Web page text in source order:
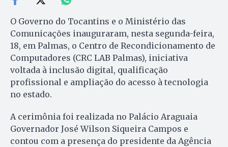
O Governo do Tocantins e o Ministério das
Comunicações inauguraram, nesta segunda-feira,
18, em Palmas, o Centro de Recondicionamento de
Computadores (CRC LAB Palmas), iniciativa
voltada à inclusão digital, qualificação
profissional e ampliação do acesso à tecnologia
no estado.
A cerimônia foi realizada no Palácio Araguaia
Governador José Wilson Siqueira Campos e
contou com a presença do presidente da Agência